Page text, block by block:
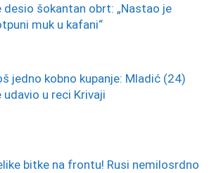
desio šokantan obrt: „Nastao je
muk u kafani“
jedno kobno kupanje: Mladić (24)
udavio u reci Krivaji
bitke na frontu! Rusi nemilosrdno